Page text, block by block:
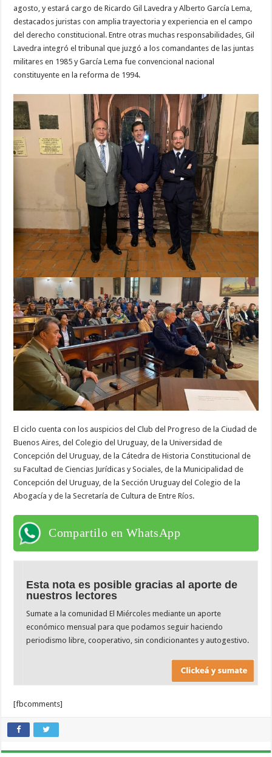
agosto, y estará cargo de Ricardo Gil Lavedra y Alberto García Lema,
destacados juristas con amplia trayectoria y experiencia en el campo
del derecho constitucional. Entre otras muchas responsabilidades, Gil
Lavedra integró el tribunal que juzgó a los comandantes de las juntas
militares en 1985 y García Lema fue convencional nacional
constituyente en la reforma de 1994.
El ciclo cuenta con los auspicios del Club del Progreso de la Ciudad de
Buenos Aires, del Colegio del Uruguay, de la Universidad de
Concepción del Uruguay, de la Cátedra de Historia Constitucional de
su Facultad de Ciencias Jurídicas y Sociales, de la Municipalidad de
Concepción del Uruguay, de la Sección Uruguay del Colegio de la
Abogacía y de la Secretaría de Cultura de Entre Ríos.
Compartilo en WhatsApp
Esta nota es posible gracias al aporte de
nuestros lectores
Sumate a la comunidad El Miércoles mediante un aporte
económico mensual para que podamos seguir haciendo
periodismo libre, cooperativo, sin condicionantes y autogestivo.
[fbcomments]